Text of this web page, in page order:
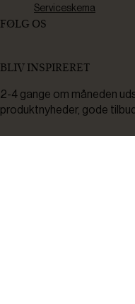
Serviceskema
FØLG OS
BLIV INSPIRERET
2-4 gange om måneden
produktnyheder, gode